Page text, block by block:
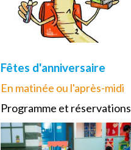
Fêtes d'anniversaire
En matinée ou l'après-midi
Programme et réservations